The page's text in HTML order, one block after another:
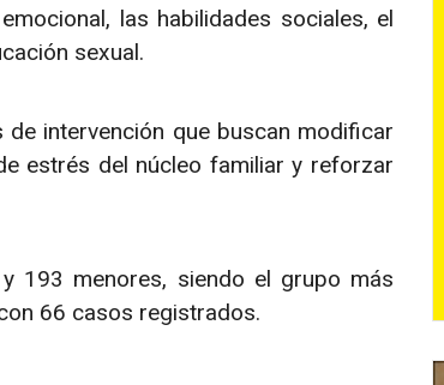
las habilidades sociales, el
sexual.
intervención que buscan modificar
estrés del núcleo familiar y reforzar
193 menores, siendo el grupo más
66 casos registrados.